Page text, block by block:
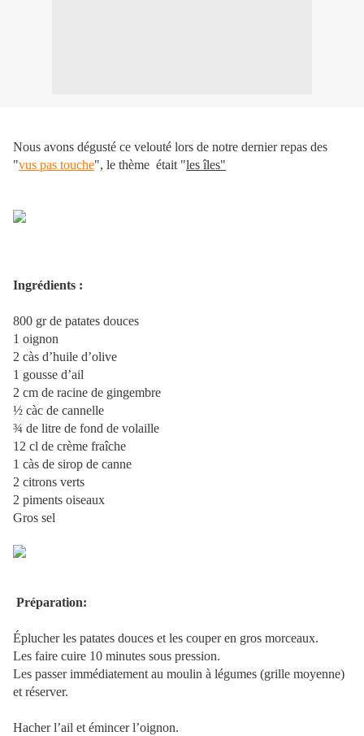
Nous avons dégusté ce velouté lors de notre dernier repas des
"vus pas touche", le thème était "les îles"
Ingrédients :
800 gr de patates douces
1 oignon
2 càs d’huile d’olive
1 gousse d’ail
2 cm de racine de gingembre
½ càc de cannelle
¾ de litre de fond de volaille
12 cl de crème fraîche
1 càs de sirop de canne
2 citrons verts
2 piments oiseaux
Gros sel
Préparation:
Éplucher les patates douces et les couper en gros morceaux.
Les faire cuire 10 minutes sous pression.
Les passer immédiatement au moulin à légumes (grille moyenne)
et réserver.
Hacher l’ail et émincer l’oignon.